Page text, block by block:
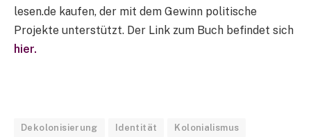
lesen.de kaufen, der mit dem Gewinn politische
Projekte unterstützt. Der Link zum Buch befindet sich
hier.
Dekolonisierung Identität Kolonialismus